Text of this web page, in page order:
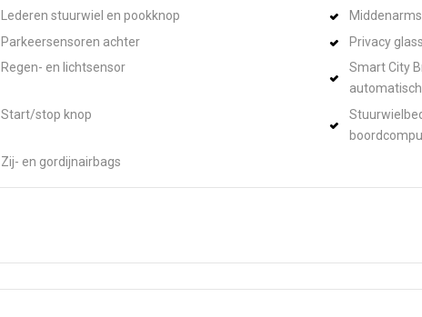
Lederen stuurwiel en pookknop
Parkeersensoren achter
Privacy glass
Regen- en lichtsensor
Smart City
Start/stop knop
Zij- en gordijnairbags